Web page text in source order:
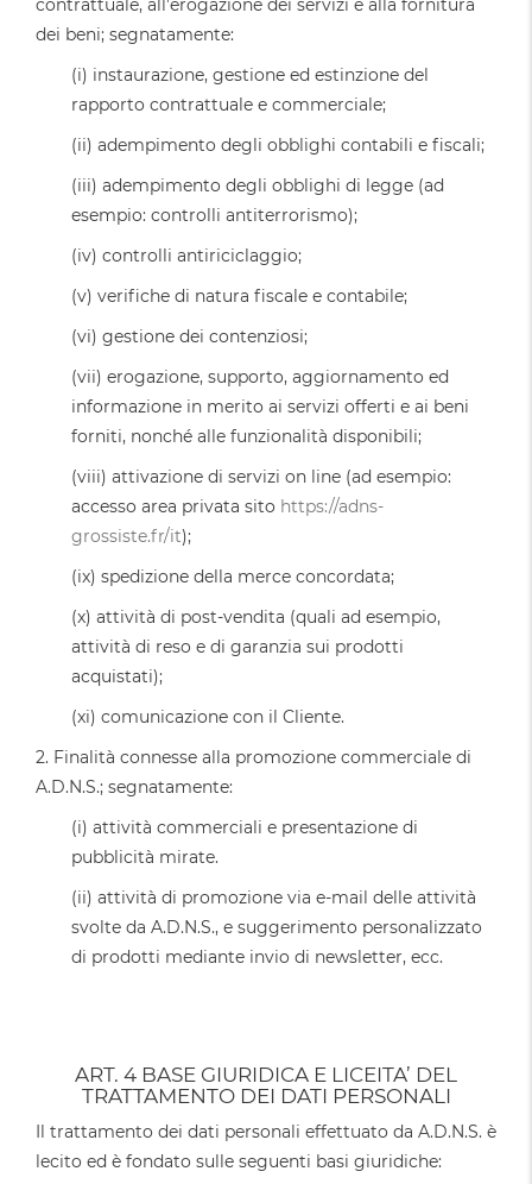
contrattuale, all’erogazione dei servizi e alla fornitura
dei beni; segnatamente:
(i) instaurazione, gestione ed estinzione del
rapporto contrattuale e commerciale;
(ii) adempimento degli obblighi contabili e fiscali;
(iii) adempimento degli obblighi di legge (ad
esempio: controlli antiterrorismo);
(iv) controlli antiriciclaggio;
(v) verifiche di natura fiscale e contabile;
(vi) gestione dei contenziosi;
(vii) erogazione, supporto, aggiornamento ed
informazione in merito ai servizi offerti e ai beni
forniti, nonché alle funzionalità disponibili;
(viii) attivazione di servizi on line (ad esempio:
accesso area privata sito https://adns-
grossiste.fr/it);
(ix) spedizione della merce concordata;
(x) attività di post-vendita (quali ad esempio,
attività di reso e di garanzia sui prodotti
acquistati);
(xi) comunicazione con il Cliente.
2. Finalità connesse alla promozione commerciale di
A.D.N.S.; segnatamente:
(i) attività commerciali e presentazione di
pubblicità mirate.
(ii) attività di promozione via e-mail delle attività
svolte da A.D.N.S., e suggerimento personalizzato
di prodotti mediante invio di newsletter, ecc.
ART. 4 BASE GIURIDICA E LICEITA’ DEL
TRATTAMENTO DEI DATI PERSONALI
Il trattamento dei dati personali effettuato da A.D.N.S. è
lecito ed è fondato sulle seguenti basi giuridiche: